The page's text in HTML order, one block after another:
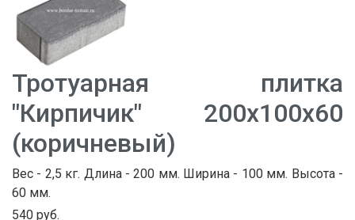
Тротуарная плитка
"Кирпичик" 200х100х60
(коричневый)
Вес - 2,5 кг. Длина - 200 мм. Ширина - 100 мм. Высота -
60 мм.
540 руб.